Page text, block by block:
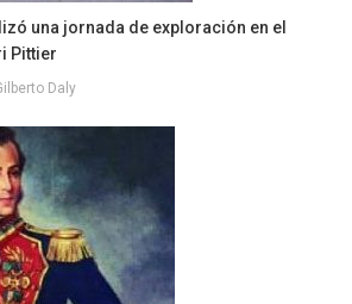
una jornada de exploración en el
Pittier
Daly